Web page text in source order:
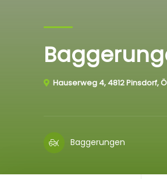
Hauserweg 4, 4812 Pinsdorf,
Baggerungen